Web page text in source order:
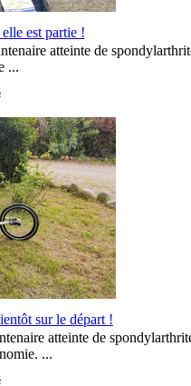
est partie !
atteinte de
...
sur le départ !
atteinte de
...